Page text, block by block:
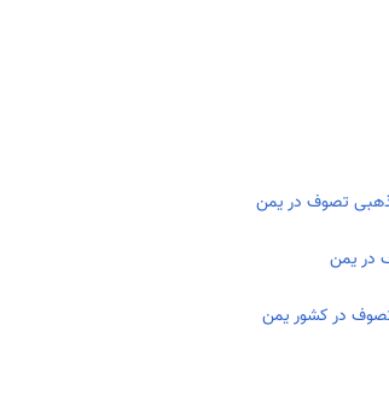
تصوف در یمن
در یمن
در کشور یمن